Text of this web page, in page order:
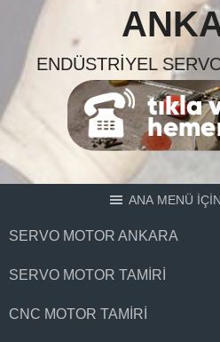
ENDÜSTRIYEL
ANA MENÜ
SERVO MOTOR ANKARA
SERVO MOTOR TAMIRI
CNC MOTOR TAMIRI